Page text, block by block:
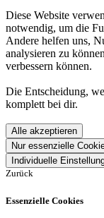
Diese Website
notwendig, um die
Andere helfen uns,
analysieren zu
verbessern können.
Die Entscheidung,
komplett bei dir.
Alle akzeptieren
Nur essenzielle
Individuelle
Zurück
Essenzielle Cookies